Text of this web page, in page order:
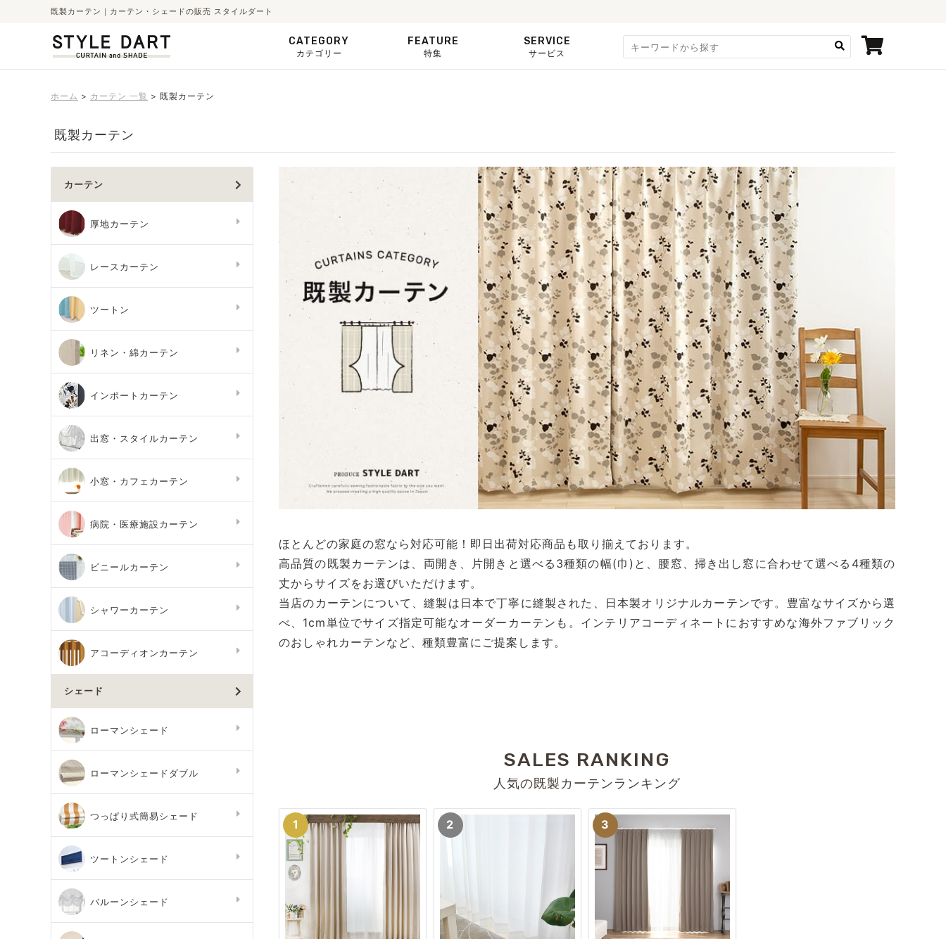
既製カーテン｜カーテン・シェードの販売 スタイルダート
CATEGORY
カテゴリー
FEATURE
特集
SERVICE
サービス
ホーム カーテン 一覧 既製カーテン
既製カーテン
ほとんどの家庭の窓なら対応可能！即日出荷対応商品も取り揃えております。
高品質の既製カーテンは、両開き、片開きと選べる3種類の幅(巾)と、腰窓、掃き出し窓に合わせて選べる4種類の
丈からサイズをお選びいただけます。
当店のカーテンについて、縫製は日本で丁寧に縫製された、日本製オリジナルカーテンです。豊富なサイズから選
べ、1cm単位でサイズ指定可能なオーダーカーテンも。インテリアコーディネートにおすすめな海外ファブリック
のおしゃれカーテンなど、種類豊富にご提案します。
SALES RANKING
人気の既製カーテンランキング
カーテン
厚地カーテン
レースカーテン
ツートン
リネン・綿カーテン
インポートカーテン
出窓・スタイルカーテン
小窓・カフェカーテン
病院・医療施設カーテン
ビニールカーテン
シャワーカーテン
アコーディオンカーテン
シェード
ローマンシェード
ローマンシェードダブル
つっぱり式簡易シェード
ツートンシェード
バルーンシェード